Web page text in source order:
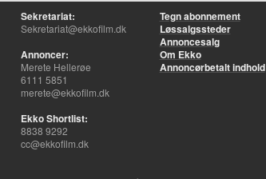
Sekretariat:
Sekretariat@ekkofilm.dk
Annoncer:
Merete Hellerøe
6111 5851
merete@ekkofilm.dk
Ekko Shortlist:
8838 9292
cc@ekkofilm.dk
Tegn abonnement
Løssalgssteder
Annoncesalg
Om Ekko
Annoncørbetalt indhold